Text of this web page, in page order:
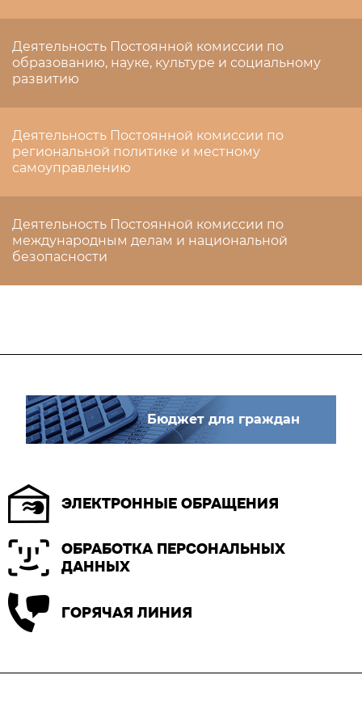
Деятельность Постоянной комиссии по
образованию, науке, культуре и социальному
развитию
Деятельность Постоянной комиссии по
региональной политике и местному
самоуправлению
Деятельность Постоянной комиссии по
международным делам и национальной
безопасности
Бюджет для граждан
ЭЛЕКТРОННЫЕ ОБРАЩЕНИЯ
ОБРАБОТКА ПЕРСОНАЛЬНЫХ
ДАННЫХ
ГОРЯЧАЯ ЛИНИЯ